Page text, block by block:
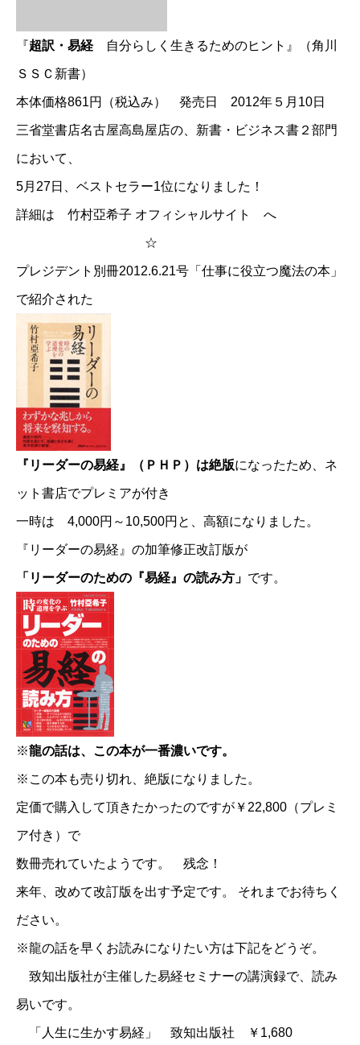
『超訳・易経 自分らしく生きるためのヒント』（角川
ＳＳＣ新書）
本体価格861円（税込み） 発売日 2012年５月10日
三省堂書店名古屋高島屋店の、新書・ビジネス書２部門
において、
5月27日、ベストセラー1位になりました！
詳細は 竹村亞希子 オフィシャルサイト へ
☆
プレジデント別冊2012.6.21号「仕事に役立つ魔法の本」
で紹介された
『リーダーの易経』（ＰＨＰ）は絶版になったため、ネ
ット書店でプレミアが付き
一時は 4,000円～10,500円と、高額になりました。
『リーダーの易経』の加筆修正改訂版が
「リーダーのための『易経』の読み方」 です。
※龍の話は、この本が一番濃いです。
※この本も売り切れ、絶版になりました。
定価で購入して頂きたかったのですが￥22,800（プレミ
ア付き）で
数冊売れていたようです。 残念！
来年、改めて改訂版を出す予定です。 それまでお待ちく
ださい。
※龍の話を早くお読みになりたい方は下記をどうぞ。
致知出版社が主催した易経セミナーの講演録で、読み
易いです。
「人生に生かす易経」 致知出版社 ￥1,680